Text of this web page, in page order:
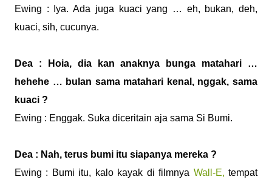
Ewing : Iya. Ada juga kuaci yang … eh, bukan, deh,
kuaci, sih, cucunya.
Dea : Hoia, dia kan anaknya bunga matahari …
hehehe … bulan sama matahari kenal, nggak, sama
kuaci ?
Ewing : Enggak. Suka diceritain aja sama Si Bumi.
Dea : Nah, terus bumi itu siapanya mereka ?
Ewing : Bumi itu, kalo kayak di filmnya Wall-E, tempat